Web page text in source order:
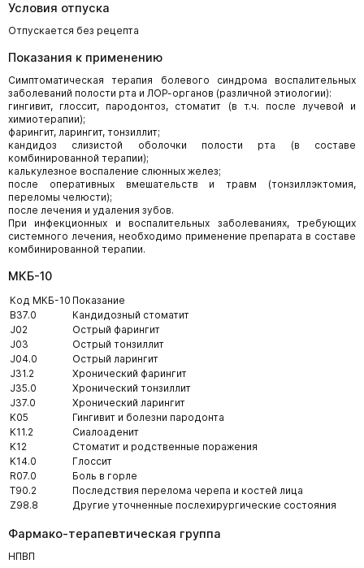
Условия отпуска
Отпускается без рецепта
Показания к применению
Симптоматическая терапия болевого синдрома воспалительных
заболеваний полости рта и ЛОР-органов (различной этиологии):
гингивит, глоссит, пародонтоз, стоматит (в т.ч. после лучевой и
химиотерапии);
фарингит, ларингит, тонзиллит;
кандидоз слизистой оболочки полости рта (в составе
комбинированной терапии);
калькулезное воспаление слюнных желез;
после оперативных вмешательств и травм (тонзиллэктомия,
переломы челюсти);
после лечения и удаления зубов.
При инфекционных и воспалительных заболеваниях, требующих
системного лечения, необходимо применение препарата в составе
комбинированной терапии.
МКБ-10
Код МКБ-10 Показание
B37.0
Кандидозный стоматит
J02
Острый фарингит
J03
Острый тонзиллит
J04.0
Острый ларингит
J31.2
Хронический фарингит
J35.0
Хронический тонзиллит
J37.0
Хронический ларингит
K05
Гингивит и болезни пародонта
K11.2
Сиалоаденит
K12
Стоматит и родственные поражения
K14.0
Глоссит
R07.0
Боль в горле
T90.2
Последствия перелома черепа и костей лица
Z98.8
Другие уточненные послехирургические состояния
Фармако-терапевтическая группа
НПВП